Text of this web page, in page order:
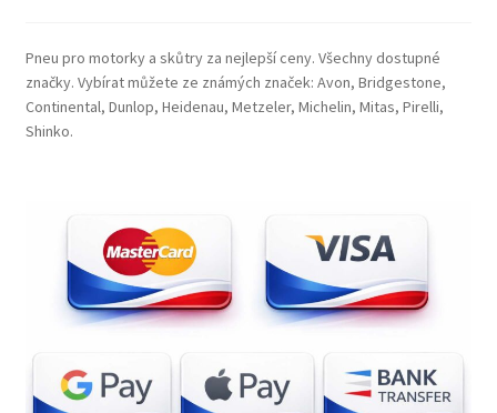
Pneu pro motorky a skůtry za nejlepší ceny. Všechny dostupné
značky. Vybírat můžete ze známých značek: Avon, Bridgestone,
Continental, Dunlop, Heidenau, Metzeler, Michelin, Mitas, Pirelli,
Shinko.